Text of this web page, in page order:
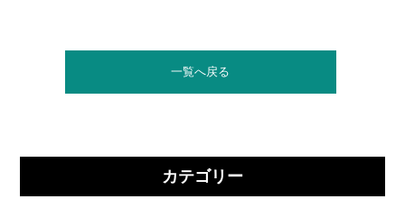
一覧へ戻る
カテゴリー